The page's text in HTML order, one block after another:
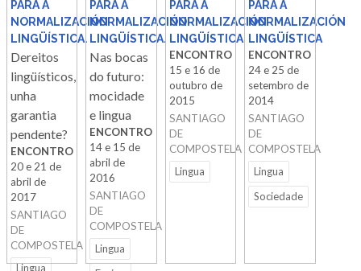
PARA A
NORMALIZACIÓN
LINGÜÍSTICA.
Dereitos
lingüísticos,
unha
garantia
pendente?
ENCONTRO
20 e 21 de
abril de
2017
SANTIAGO
DE
COMPOSTELA
Lingua
PARA A
NORMALIZACIÓN
LINGÜÍSTICA.
Nas bocas
do futuro:
mocidade
e lingua
ENCONTRO
14 e 15 de
abril de
2016
SANTIAGO
DE
COMPOSTELA
Lingua
PARA A
NORMALIZACIÓN
LINGÜÍSTICA
ENCONTRO
15 e 16 de
outubro de
2015
SANTIAGO
DE
COMPOSTELA
Lingua
PARA A
NORMALIZACIÓN
LINGÜÍSTICA
ENCONTRO
24 e 25 de
setembro de
2014
SANTIAGO
DE
COMPOSTELA
Lingua
Sociedade